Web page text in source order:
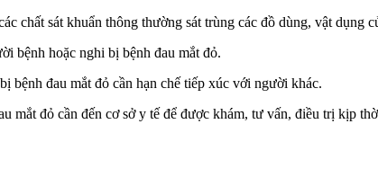
chất sát khuẩn thông thường sát trùng các đồ dùng, vật dụng
bệnh hoặc nghi bị bệnh đau mắt đỏ.
bệnh đau mắt đỏ cần hạn chế tiếp xúc với người khác.
mắt đỏ cần đến cơ sở y tế để được khám, tư vấn, điều trị kịp